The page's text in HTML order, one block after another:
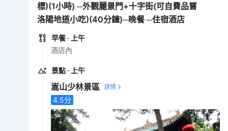
標)(1小時) ─外觀麗景門+十字街(可自費品嘗
洛陽地道小吃)(40分鐘)─晚餐 ─住宿酒店
早餐 · 上午
酒店內
景點 · 上午
嵩山少林景區
4.5分